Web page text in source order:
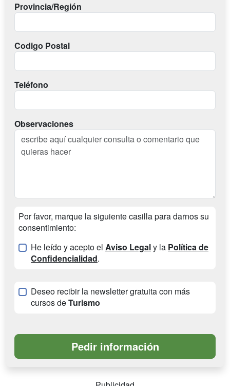
Provincia/Región
Codigo Postal
Teléfono
Observaciones
Por favor, marque la siguiente casilla para darnos su
consentimiento:
He leído y acepto el Aviso Legaly la Política de
Confidencialidad.
Deseo recibir la newsletter gratuita con más
cursos deTurismo